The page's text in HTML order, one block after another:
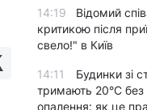
14:19
Відомий
критикою після
свело!" в Київ
14:11
Будинки зі
тримають 20°C без
опалення: як це